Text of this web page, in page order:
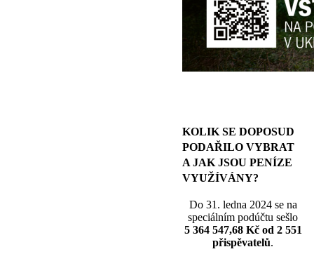
KOLIK SE DOPOSUD
PODAŘILO VYBRAT
A JAK JSOU PENÍZE
VYUŽÍVÁNY?
Do 31. ledna 2024 se na
speciálním podúčtu sešlo
5 364 547,68 Kč od 2 551
přispěvatelů.